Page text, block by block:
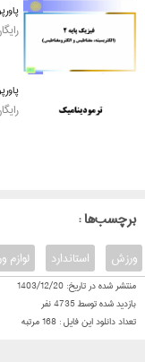
: برچسب‌ها
لوازم استاندارد ورزش
منتشر شده در تاریخ: 1403/12/20
بازدید شده توسط4735نفر
تعداد دانلود این فایل : 168مرتبه